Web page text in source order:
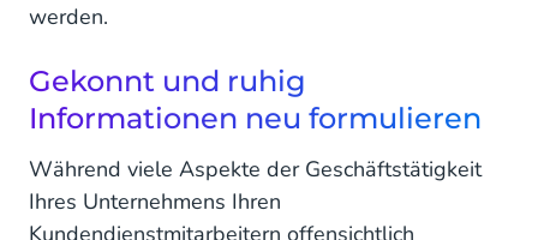
werden.
Gekonnt und ruhig
Informationen neu formulieren
Während viele Aspekte der Geschäftstätigkeit
Ihres Unternehmens Ihren
Kundendienstmitarbeitern offensichtlich